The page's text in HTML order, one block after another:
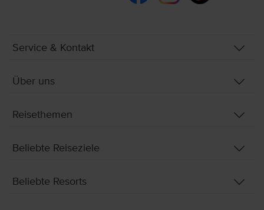
Service & Kontakt
Über uns
Reisethemen
Beliebte Reiseziele
Beliebte Resorts